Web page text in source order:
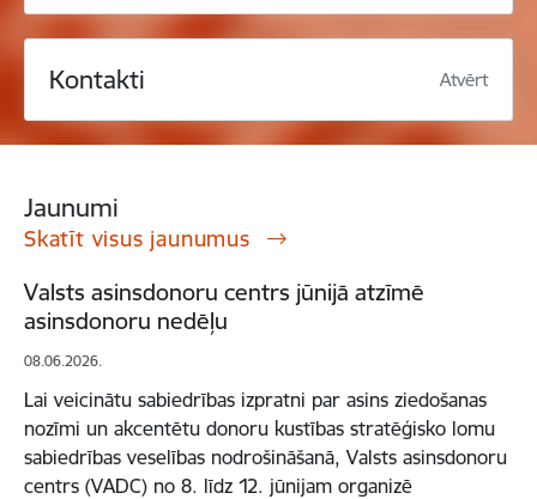
Kontakti Atvērt
Jaunumi
Skatīt visus jaunumus
Valsts asinsdonoru centrs jūnijā atzīmē
asinsdonoru nedēļu
08.06.2026.
Lai veicinātu sabiedrības izpratni par asins ziedošanas
nozīmi un akcentētu donoru kustības stratēģisko lomu
sabiedrības veselības nodrošināšanā, Valsts asinsdonoru
centrs (VADC) no 8. līdz 12. jūnijam organizē